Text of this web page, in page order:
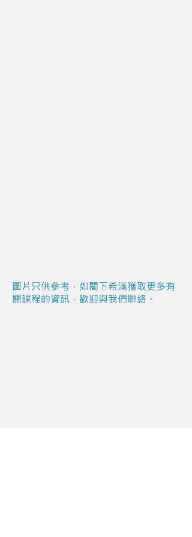
圖片只供參考，如閣下希滿獲取更多有
關課程的資訊，歡迎與我們聯絡。